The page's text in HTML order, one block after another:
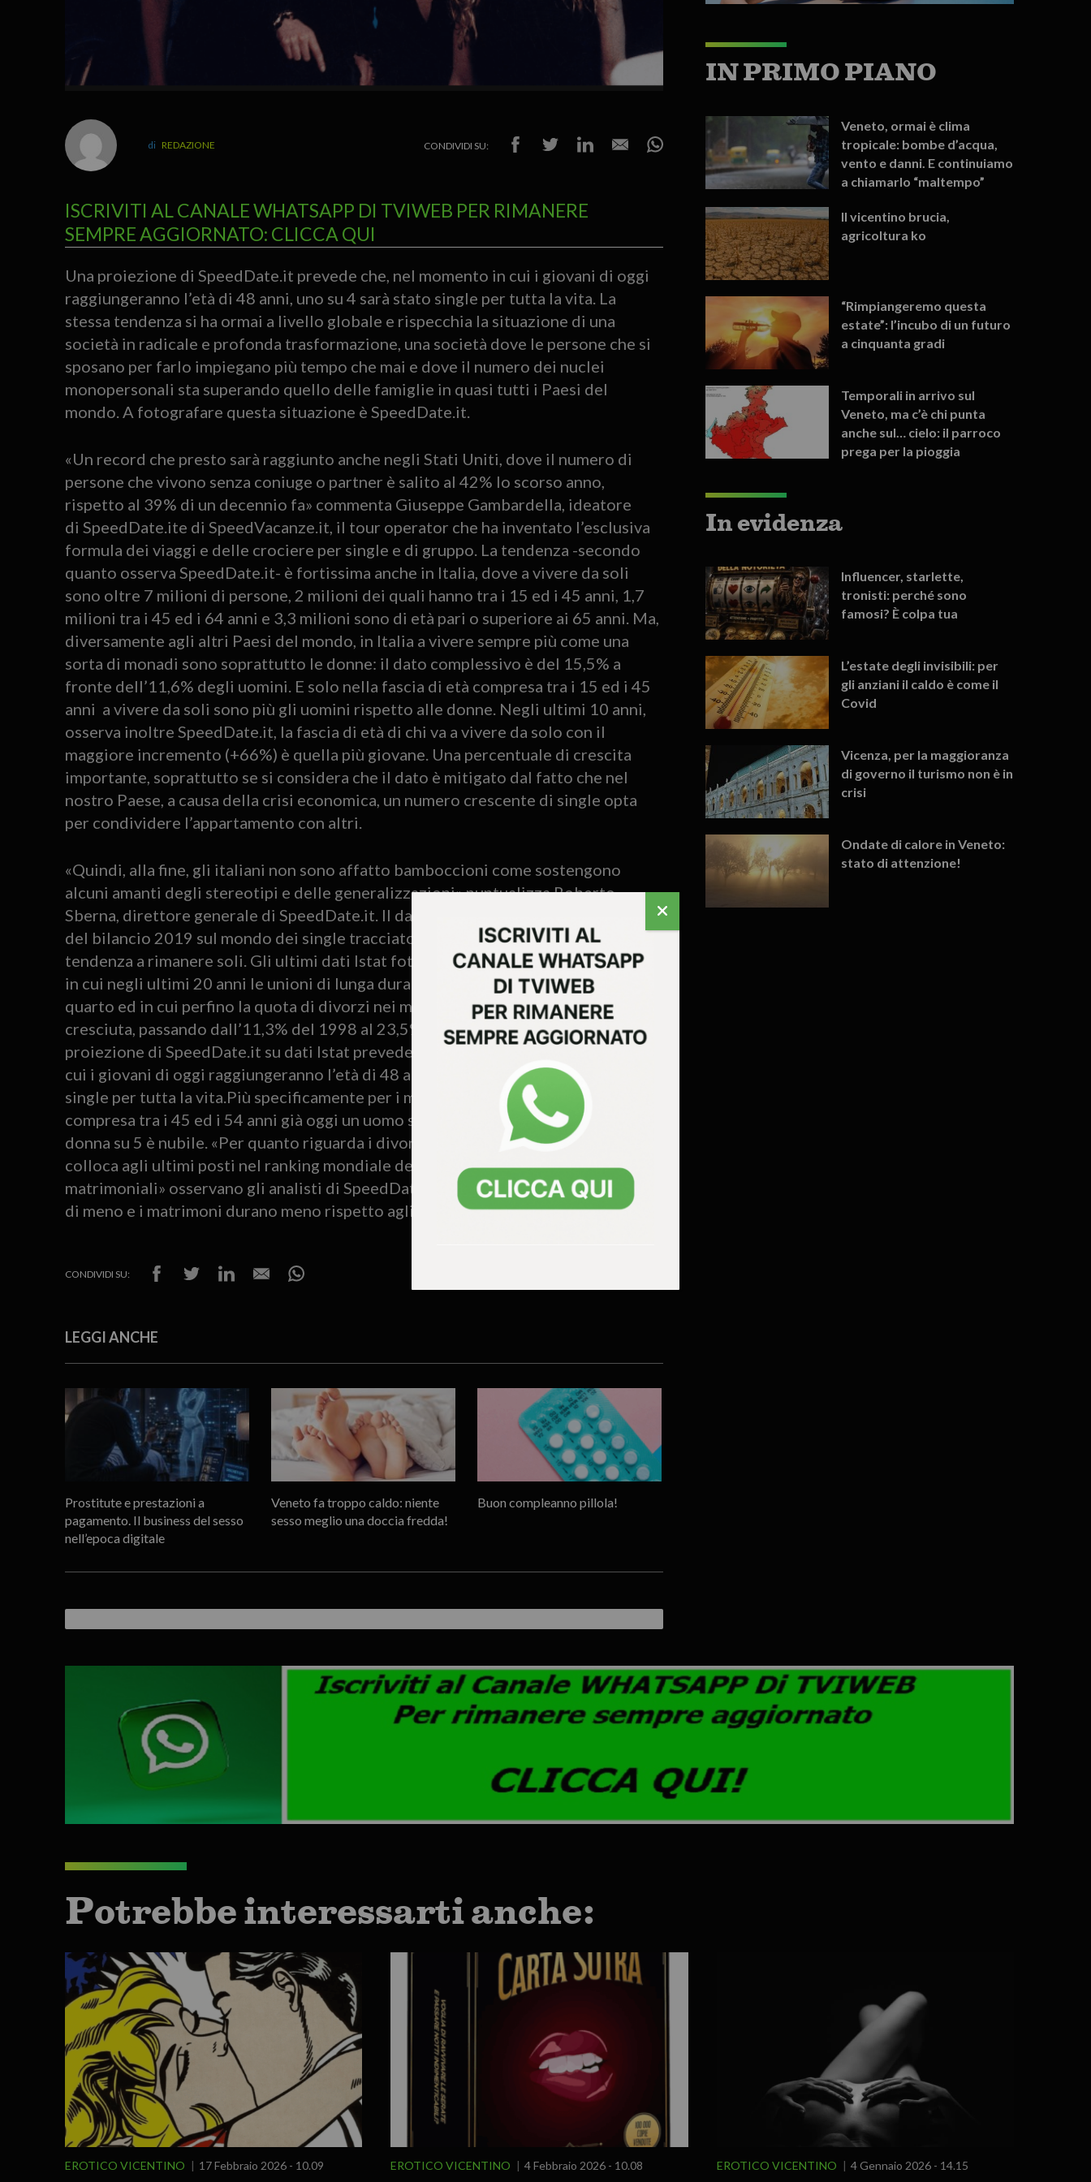
REDAZIONE CONDIVIDI SU:
ISCRIVITI AL CANALE WHATSAPP DI TVIWEB PER RIMANERE
SEMPRE AGGIORNATO: CLICCA QUI
Una proiezione di SpeedDate.it prevede che, nel momento in cui i giovani di oggi
raggiungeranno l’età di 48 anni, uno su 4 sarà stato single per tutta la vita. La
stessa tendenza si ha ormai a livello globale e rispecchia la situazione di una
società in radicale e profonda trasformazione, una società dove le persone che si
sposano per farlo impiegano più tempo che mai e dove il numero dei nuclei
monopersonali sta superando quello delle famiglie in quasi tutti i Paesi del
mondo. A fotografare questa situazione è SpeedDate.it.
«Un record che presto sarà raggiunto anche negli Stati Uniti, dove il numero di
persone che vivono senza coniuge o partner è salito al 42% lo scorso anno,
rispetto al 39% di un decennio fa» commenta Giuseppe Gambardella, ideatore
di SpeedDate.ite di SpeedVacanze.it, il tour operator che ha inventato l’esclusiva
formula dei viaggi e delle crociere per single e di gruppo. La tendenza -secondo
quanto osserva SpeedDate.it- è fortissima anche in Italia, dove a vivere da soli
sono oltre 7 milioni di persone, 2 milioni dei quali hanno tra i 15 ed i 45 anni, 1,7
milioni tra i 45 ed i 64 anni e 3,3 milioni sono di età pari o superiore ai 65 anni. Ma,
diversamente agli altri Paesi del mondo, in Italia a vivere sempre più come una
sorta di monadi sono soprattutto le donne: il dato complessivo è del 15,5% a
fronte dell’11,6% degli uomini. E solo nella fascia di età compresa tra i 15 ed i 45
anni a vivere da soli sono più gli uomini rispetto alle donne. Negli ultimi 10 anni,
osserva inoltre SpeedDate.it, la fascia di età di chi va a vivere da solo con il
maggiore incremento (+66%) è quella più giovane. Una percentuale di crescita
importante, soprattutto se si considera che il dato è mitigato dal fatto che nel
nostro Paese, a causa della crisi economica, un numero crescente di single opta
per condividere l’appartamento con altri.
«Quindi, alla fine, gli italiani non sono affatto bamboccioni come sostengono
alcuni amanti degli stereotipi e delle generalizzazioni» puntualizza Roberto
Sberna, direttore generale di SpeedDate.it. Il dato forse più allarmante
del bilancio 2019 sul mondo dei single tracciato da SpeedDate.it è però la
tendenza a rimanere soli. Gli ultimi dati Istat fotografano la situazione di un Paese
in cui negli ultimi 20 anni le unioni di lunga durata sono diminuite quasi di un
quarto ed in cui perfino la quota di divorzi nei matrimoni di “lunga durata” è
cresciuta, passando dall’11,3% del 1998 al 23,5% registrata a fine del 2017. E una
proiezione di SpeedDate.it su dati Istat prevede addirittura che, nel momento in
cui i giovani di oggi raggiungeranno l’età di 48 anni, uno su 4 di essi sarà stato
single per tutta la vita.Più specificamente per i matrimoni, nella fascia di età
compresa tra i 45 ed i 54 anni già oggi un uomo su 4 non si è mai sposato ed una
donna su 5 è nubile. «Per quanto riguarda i divorzi, poi, il nostro Paese si
colloca agli ultimi posti nel ranking mondiale delle unioni
matrimoniali» osservano gli analisti di SpeedDate.it. In sintesi, in Italia ci si sposa
di meno e i matrimoni durano meno rispetto agli altri Paesi del mondo.
CONDIVIDI SU:
LEGGI ANCHE
Prostitute e prestazioni a
pagamento. Il business del sesso
nell’epoca digitale
Veneto fa troppo caldo: niente
sesso meglio una doccia fredda!
Buon compleanno pillola!
IN PRIMO PIANO
Veneto, ormai è clima
tropicale: bombe d’acqua,
vento e danni. E continuiamo
a chiamarlo “maltempo”
Il vicentino brucia,
agricoltura ko
“Rimpiangeremo questa
estate”: l’incubo di un futuro
a cinquanta gradi
Temporali in arrivo sul
Veneto, ma c’è chi punta
anche sul… cielo: il parroco
prega per la pioggia
In evidenza
Influencer, starlette,
tronisti: perché sono
famosi? È colpa tua
L’estate degli invisibili: per
gli anziani il caldo è come il
Covid
Vicenza, per la maggioranza
di governo il turismo non è in
crisi
Ondate di calore in Veneto:
stato di attenzione!
Potrebbe interessarti anche:
EROTICO VICENTINO 17 Febbraio 2026 - 10.09 EROTICO VICENTINO 4 Febbraio 2026 - 10.08 EROTICO VICENTINO 4 Gennaio 2026 - 14.15